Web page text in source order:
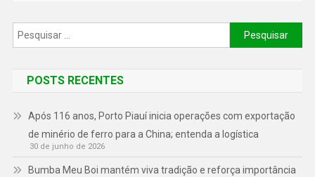
POSTS RECENTES
Após 116 anos, Porto Piauí inicia operações com exportação
de minério de ferro para a China; entenda a logística
30 de junho de 2026
Bumba Meu Boi mantém viva tradição e reforça importância